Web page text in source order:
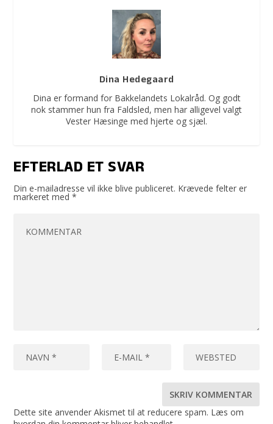
Dina Hedegaard
Dina er formand for Bakkelandets Lokalråd. Og godt
nok stammer hun fra Faldsled, men har alligevel valgt
Vester Hæsinge med hjerte og sjæl.
EFTERLAD ET SVAR
Din e-mailadresse vil ikke blive publiceret. Krævede felter er
markeret med*
Dette site anvender Akismet til at reducere spam. Læs om